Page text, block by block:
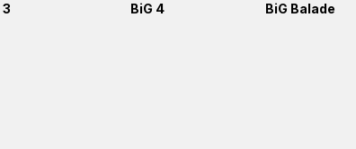
3 BiG 4 BiG Balade